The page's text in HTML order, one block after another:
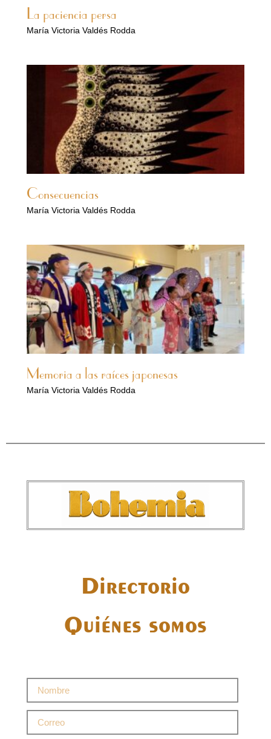
La paciencia persa
María Victoria Valdés Rodda
Consecuencias
María Victoria Valdés Rodda
Memoria a las raíces japonesas
María Victoria Valdés Rodda
Directorio
Quiénes somos